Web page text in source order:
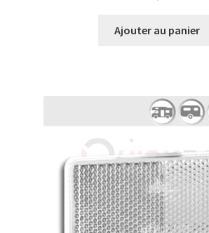
Ajouter au panier